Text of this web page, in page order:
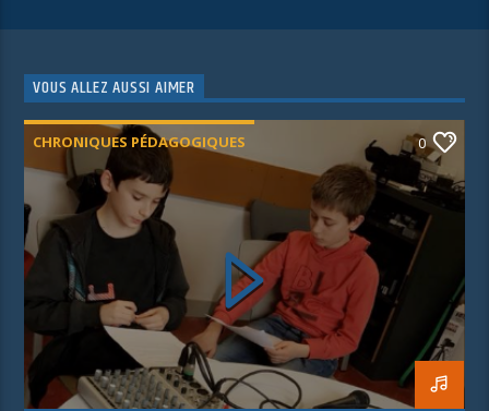
VOUS ALLEZ AUSSI AIMER
CHRONIQUES PÉDAGOGIQUES 0